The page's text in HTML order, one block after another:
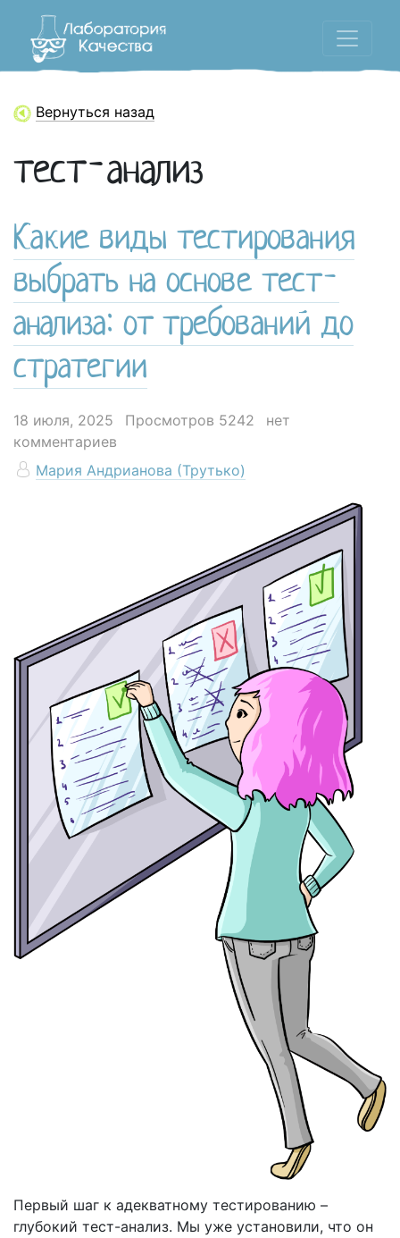
Вернуться назад
тест-анализ
Какие виды тестирования
выбрать на основе тест-
анализа: от требований до
стратегии
18 июля, 2025 Просмотров 5242
нет
комментариев
Мария Андрианова (Трутько)
Первый шаг к адекватному тестированию –
глубокий тест-анализ. Мы уже установили, что он